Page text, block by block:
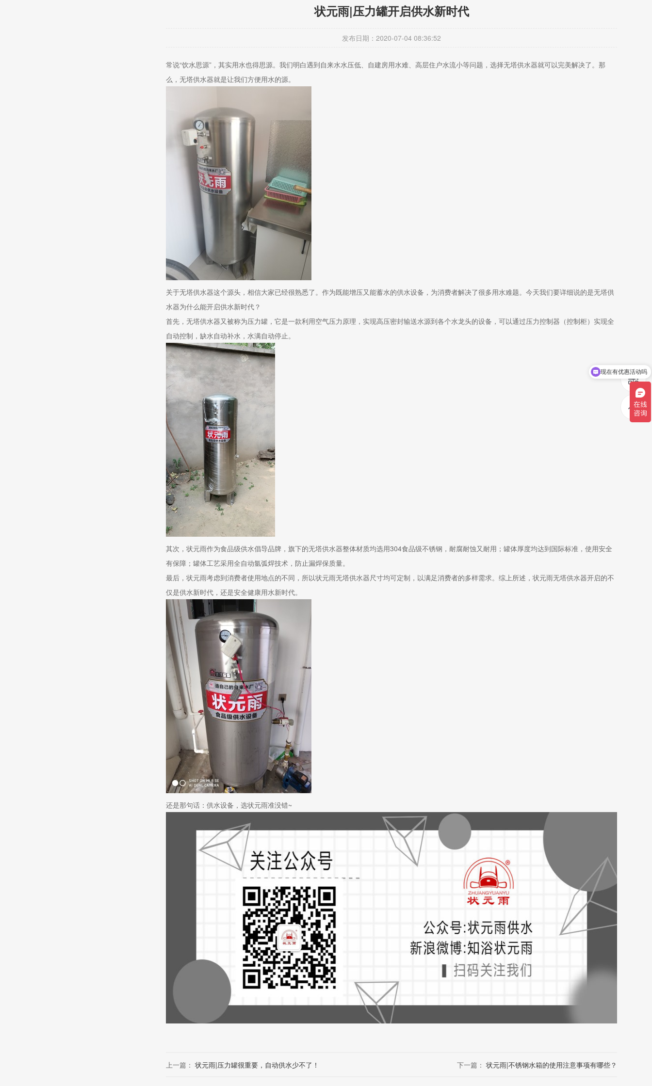
状元雨|压力罐开启供水新时代
发布日期：2020-07-04 08:36:52
常说“饮水思源”，其实用水也得思源。我们明白遇到自来水水压低、自建房用水难、高层住户水流小等问题，选择无塔供水器就可以完美解决了。那
么，无塔供水器就是让我们方便用水的源。
关于无塔供水器这个源头，相信大家已经很熟悉了。作为既能增压又能蓄水的供水设备，为消费者解决了很多用水难题。今天我们要详细说的是无塔供
水器为什么能开启供水新时代？
首先，无塔供水器又被称为压力罐，它是一款利用空气压力原理，实现高压密封输送水源到各个水龙头的设备，可以通过压力控制器（控制柜）实现全
自动控制，缺水自动补水，水满自动停止。
其次，状元雨作为食品级供水倡导品牌，旗下的无塔供水器整体材质均选用304食品级不锈钢，耐腐耐蚀又耐用；罐体厚度均达到国际标准，使用安全
有保障；罐体工艺采用全自动氩弧焊技术，防止漏焊保质量。
最后，状元雨考虑到消费者使用地点的不同，所以状元雨无塔供水器尺寸均可定制，以满足消费者的多样需求。综上所述，状元雨无塔供水器开启的不
仅是供水新时代，还是安全健康用水新时代。
还是那句话：供水设备，选状元雨准没错~
上一篇： 状元雨|压力罐很重要，自动供水少不了！ 下一篇： 状元雨|不锈钢水箱的使用注意事项有哪些？
可以介绍下你们的产品么